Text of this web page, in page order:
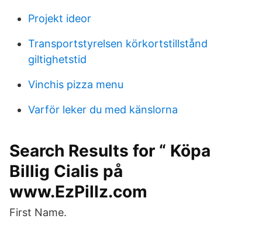
Projekt ideor
Transportstyrelsen körkortstillstånd
giltighetstid
Vinchis pizza menu
Varför leker du med känslorna
Search Results for “ Köpa
Billig Cialis på
www.EzPillz.com
First Name.